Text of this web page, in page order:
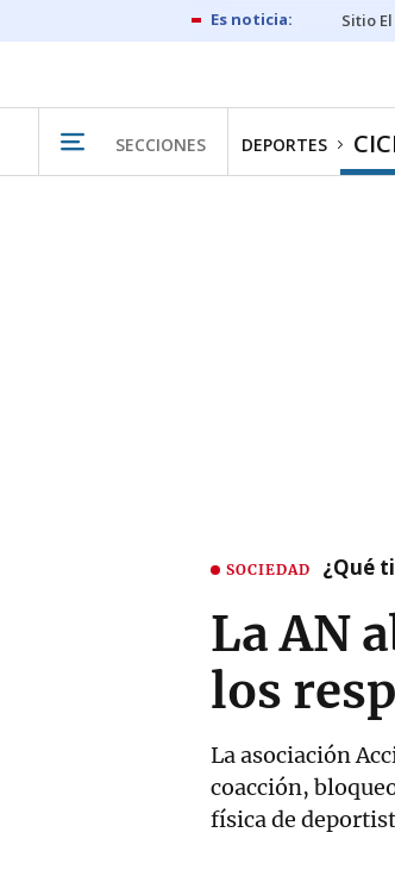
Sitio
SECCIONES DEPORTES
SOCIEDAD ¿Qué
La AN
los
La asociación
coacción,
física de